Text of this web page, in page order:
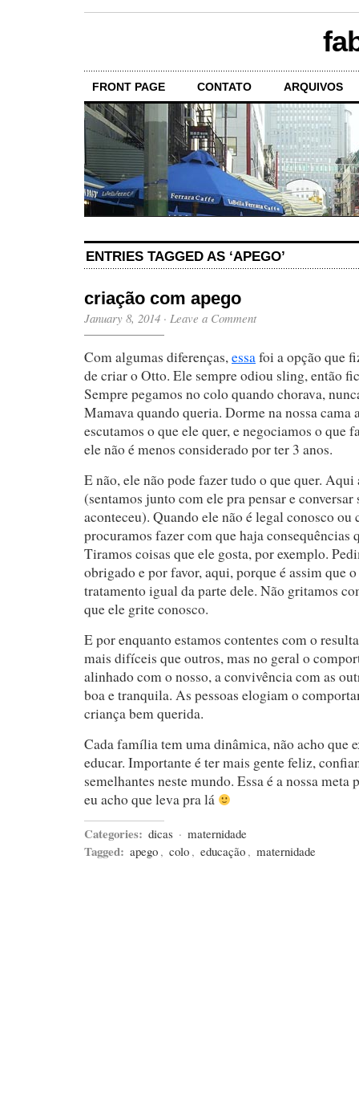
FRONT PAGE CONTATO ARQUIVOS
ENTRIES TAGGED AS ‘APEGO’
criação com apego
January 8, 2014 · Leave a Comment
Com algumas diferenças,essafoi a opção que
de criar o Otto. Ele sempre odiou sling, então
Sempre pegamos no colo quando chorava,
Mamava quando queria. Dorme na nossa cama
escutamos o que ele quer, e negociamos o que
ele não é menos considerado por ter 3 anos.
E não, ele não pode fazer tudo o que quer.
(sentamos junto com ele pra pensar e conversar
aconteceu). Quando ele não é legal conosco ou
procuramos fazer com que haja consequências
Tiramos coisas que ele gosta, por exemplo.
obrigado e por favor, aqui, porque é assim que
tratamento igual da parte dele. Não gritamos
que ele grite conosco.
E por enquanto estamos contentes com o
mais difíceis que outros, mas no geral o
alinhado com o nosso, a convivência com as
boa e tranquila. As pessoas elogiam o
criança bem querida.
Cada família tem uma dinâmica, não acho que
educar. Importante é ter mais gente feliz,
semelhantes neste mundo. Essa é a nossa meta
eu acho que leva pra lá
Categories: dicas · maternidade
Tagged: apego , colo , educação , maternidade